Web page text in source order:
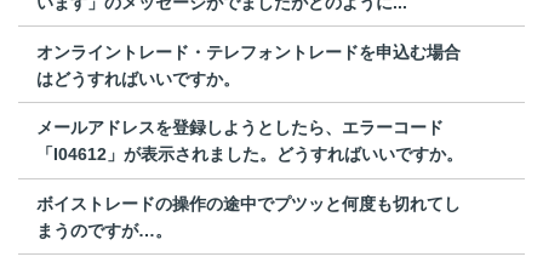
オンライントレード・テレフォントレードを申込む場合
はどうすればいいですか。
メールアドレスを登録しようとしたら、エラーコード
「I04612」が表示されました。どうすればいいですか。
ボイストレードの操作の途中でプツッと何度も切れてし
まうのですが…。